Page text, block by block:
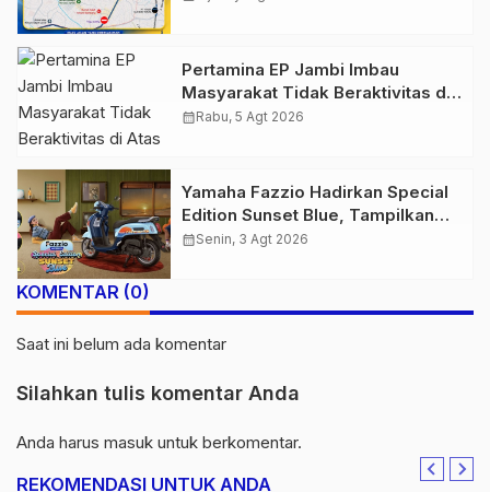
Pertamina EP Jambi Imbau
Masyarakat Tidak Beraktivitas di
Atas Jalur Pipa Migas Demi
calendar_monthRabu, 5 Agt 2026
Yamaha Fazzio Hadirkan Special
Edition Sunset Blue, Tampilkan
Nuansa Retro Summer yang
calendar_monthSenin, 3 Agt 2026
KOMENTAR (0)
Saat ini belum ada komentar
Silahkan tulis komentar Anda
Anda harus masuk untuk berkomentar.
REKOMENDASI UNTUK ANDA